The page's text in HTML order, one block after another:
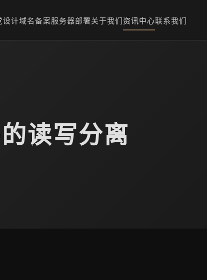
设计域名备案服务器部署关于我们资讯中心联系我们
读写分离